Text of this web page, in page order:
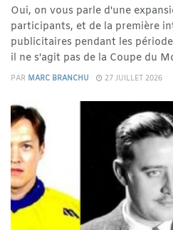
Oui, on vous parle d'une
participants, et de la première
publicitaires pendant les
il ne s'agit pas de la Coupe du
PAR MARC BRANCHU 27 JUILLET 2026